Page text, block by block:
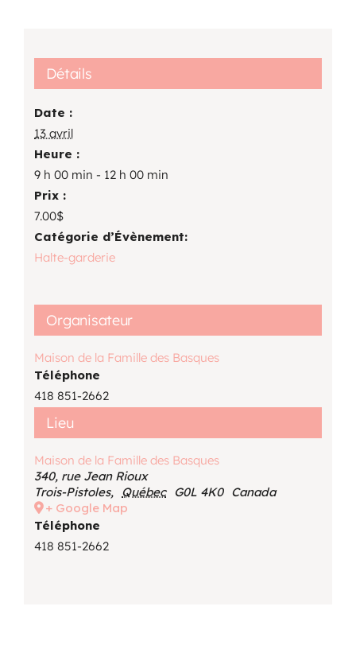
Détails
Date :
13 avril
Heure :
9 h 00 min - 12 h 00 min
Prix :
7.00$
Catégorie d’Évènement:
Halte-garderie
Lieu
Maison de la Famille des Basques
340, rue Jean Rioux
Trois-Pistoles, Québec G0L 4K0 Canada
+ Google Map
Téléphone
418 851-2662
Organisateur
Maison de la Famille des Basques
Téléphone
418 851-2662